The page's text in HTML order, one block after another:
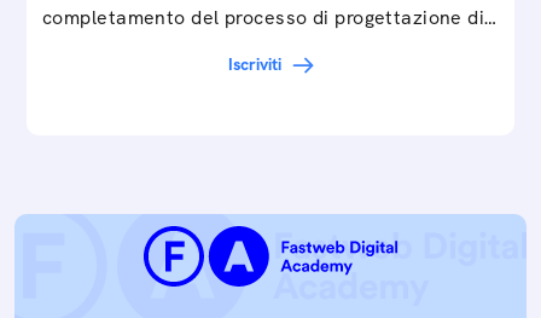
completamento del processo di progettazione di
Iscriviti